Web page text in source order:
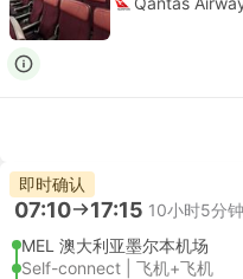
即时确认
07:10 17:15 10小时5分钟
MEL 澳大利亚墨尔本机场
Self-connect | 飞机+飞机